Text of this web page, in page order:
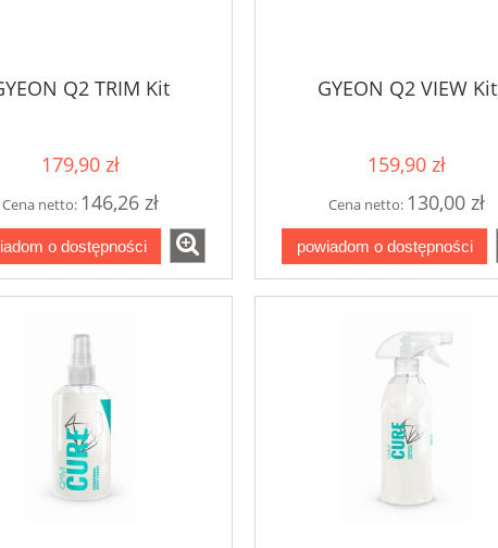
Q2 TRIM Kit
179,90 zł
Cena netto: 146,26 zł
o dostępności
GYEON Q2 VIEW Kit
159,90 zł
Cena netto: 130,00 zł
powiadom o dostępności